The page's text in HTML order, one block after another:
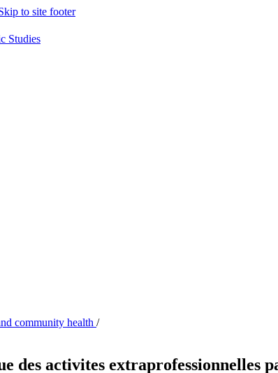
to site footer
Studies
community health /
des activites extraprofessionnelles